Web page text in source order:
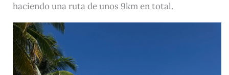
haciendo una ruta de unos 9km en total.